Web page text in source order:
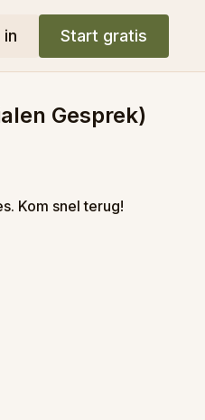
in Start gratis
Gesprek)
Kom snel terug!